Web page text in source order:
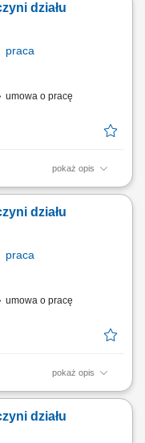
itp. monitorowanie
produktów
działu
praca
umowa o pracę
pokaż opis
oraz udzielanie
kontrolowanie
spożycia; wspieranie
działu
praca
umowa o pracę
pokaż opis
oraz udzielanie
kontrolowanie
spożycia; wspieranie
działu